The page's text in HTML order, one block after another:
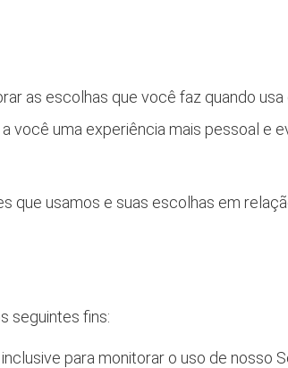
as escolhas que você faz quando
você uma experiência mais pessoal
que usamos e suas escolhas em
seguintes fins:
inclusive para monitorar o uso de nosso